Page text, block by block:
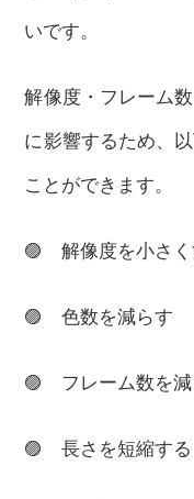
いです。
解像度・フレーム
に影響するため、
ことができます。
🟣 解像度を小さく
🟣 色数を減らす
🟣 フレーム数を減
🟣 長さを短縮する